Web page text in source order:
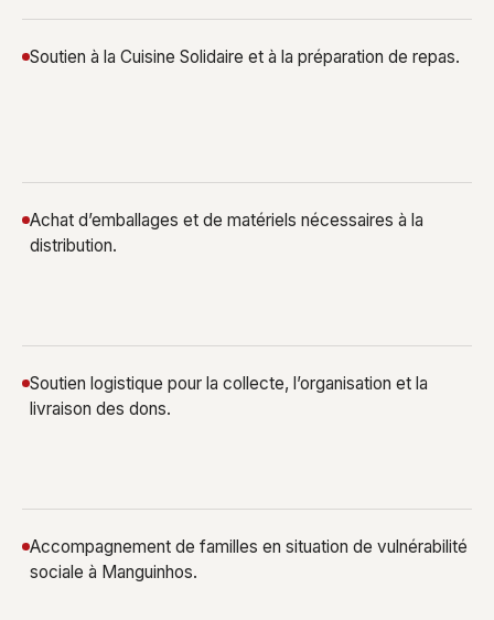
Soutien à la Cuisine Solidaire et à la préparation de repas.
Achat d’emballages et de matériels nécessaires à la
distribution.
Soutien logistique pour la collecte, l’organisation et la
livraison des dons.
Accompagnement de familles en situation de vulnérabilité
sociale à Manguinhos.